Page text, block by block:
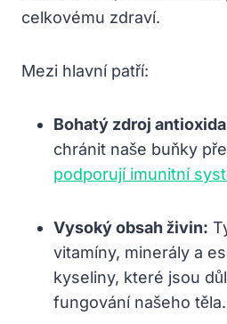
celkovému zdraví.
Mezi hlavní patří:
Bohatý zdroj
chránit naše buňky
podporují imunitní
Vysoký obsah živin:
vitamíny, minerály a
kyseliny, které jsou
fungování našeho těla.